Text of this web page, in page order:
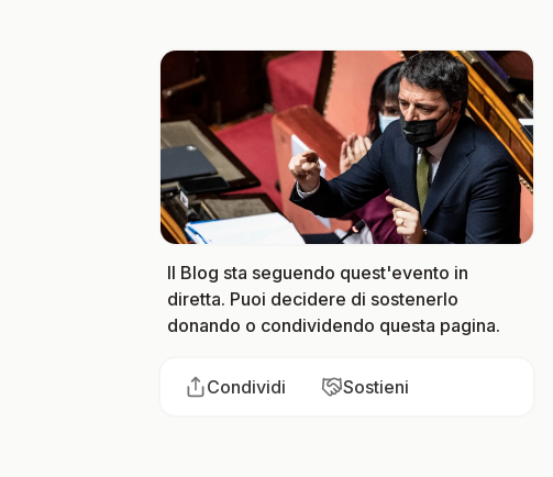
Il Blog sta seguendo quest'evento in
diretta. Puoi decidere di sostenerlo
donando o condividendo questa pagina.
Condividi Sostieni